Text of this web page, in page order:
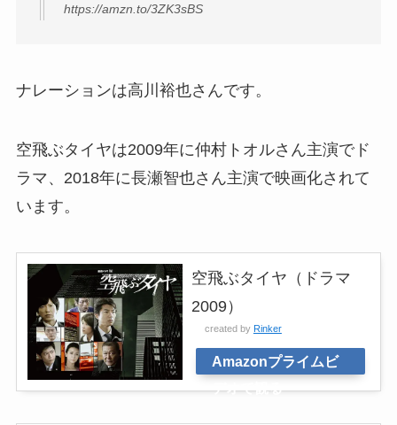
https://amzn.to/3ZK3sBS
ナレーションは高川裕也さんです。
空飛ぶタイヤは2009年に仲村トオルさん主演でド
ラマ、2018年に長瀬智也さん主演で映画化されて
います。
空飛ぶタイヤ（ドラマ
2009）
created by Rinker
Amazonプライムビ
デオで観る